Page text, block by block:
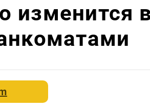
изменится